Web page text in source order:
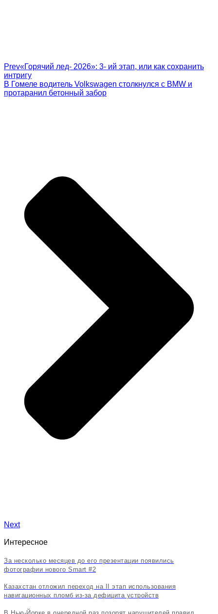
Prev«Горячий лед- 2026»: 3- ий этап, или как сохранить
интригу
В Гомеле водитель Volkswagen столкнулся с BMW и
протаранил бетонный забор
Next
Интересное
За несколько месяцев до его презентации появились
фотографии нового Smart #2
Казахстан отложил переход на II этап использования
навигационных пломб из-за дефицита устройств